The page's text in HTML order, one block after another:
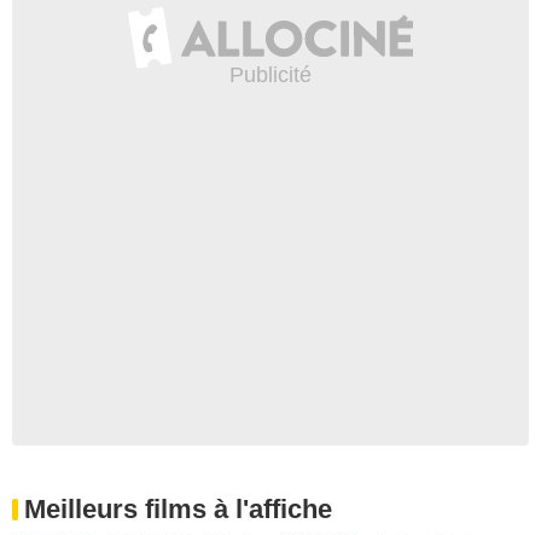
Meilleurs films à l'affiche